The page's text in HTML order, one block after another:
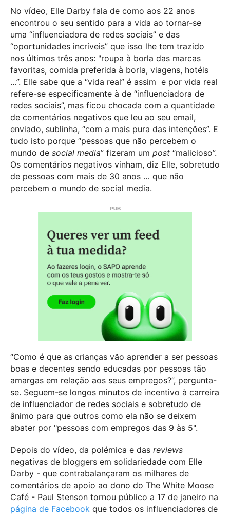
No vídeo, Elle Darby fala de como aos 22 anos
encontrou o seu sentido para a vida ao tornar-se
uma “influenciadora de redes sociais” e das
“oportunidades incríveis” que isso lhe tem trazido
nos últimos três anos: "roupa à borla das marcas
favoritas, comida preferida à borla, viagens, hotéis
…”. Elle sabe que a “vida real” é assim e por vida real
refere-se especificamente à de “influenciadora de
redes sociais”, mas ficou chocada com a quantidade
de comentários negativos que leu ao seu email,
enviado, sublinha, “com a mais pura das intenções”. E
tudo isto porque “pessoas que não percebem o
mundo de social media” fizeram um post “malicioso”.
Os comentários negativos vinham, diz Elle, sobretudo
de pessoas com mais de 30 anos … que não
percebem o mundo de social media.
“Como é que as crianças vão aprender a ser pessoas
boas e decentes sendo educadas por pessoas tão
amargas em relação aos seus empregos?”, pergunta-
se. Seguem-se longos minutos de incentivo à carreira
de influenciador de redes sociais e sobretudo de
ânimo para que outros como ela não se deixem
abater por "pessoas com empregos das 9 às 5".
Depois do vídeo, da polémica e das reviews
negativas de bloggers em solidariedade com Elle
Darby - que contrabalançaram os milhares de
comentários de apoio ao dono do The White Moose
Café - Paul Stenson tornou público a 17 de janeiro na
página de Facebook que todos os influenciadores de